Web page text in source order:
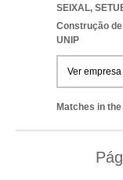
SEIXAL,
Construção
UNIP
Ver empresa
Matches in